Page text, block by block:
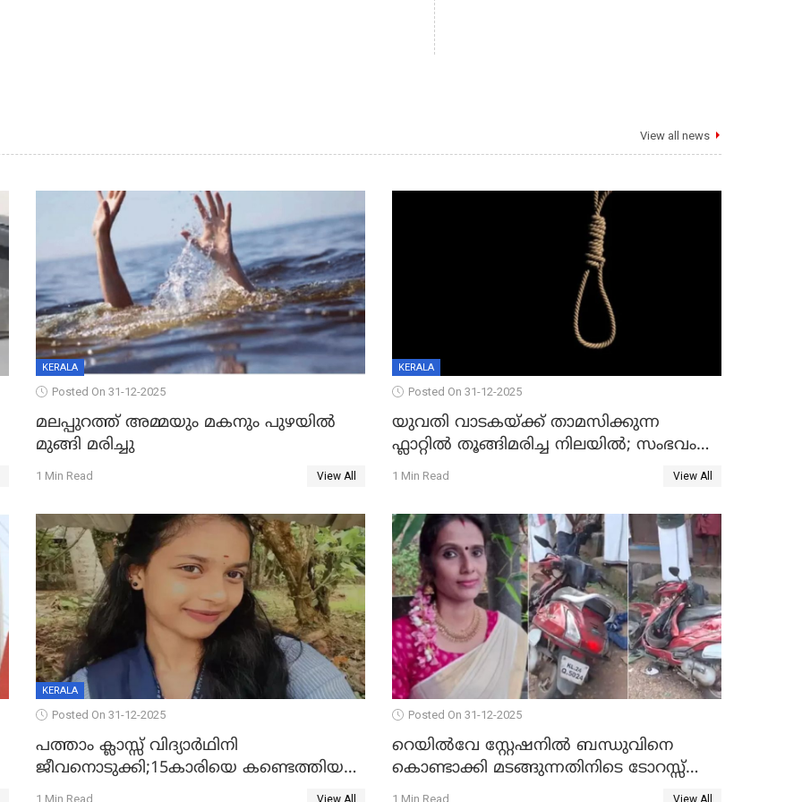
View all news
KERALA
Posted On 31-12-2025
മലപ്പുറത്ത് അമ്മയും മകനും പുഴയിൽ
മുങ്ങി മരിച്ചു
1 Min Read View All
KERALA
Posted On 31-12-2025
യുവതി വാടകയ്ക്ക് താമസിക്കുന്ന
ഫ്ലാറ്റില്‍ തൂങ്ങിമരിച്ച നിലയില്‍; സംഭവം
കൈതപ്പൊയിലില്‍
1 Min Read View All
KERALA
Posted On 31-12-2025
പത്താം ക്ലാസ്സ് വിദ്യാര്‍ഥിനി
ജീവനൊടുക്കി;15കാരിയെ കണ്ടെത്തിയത്
കിടപ്പുമുറിയില്‍ തൂങ്ങി മരിച്ച നിലയിൽ
1 Min Read View All
Posted On 31-12-2025
റെയിൽവേ സ്റ്റേഷനിൽ ബന്ധുവിനെ
കൊണ്ടാക്കി മടങ്ങുന്നതിനിടെ ടോറസ്സ്
ലോറി സ്കൂട്ടറിൽ ഇടിച്ചു : യുവതിക്ക്
1 Min Read View All